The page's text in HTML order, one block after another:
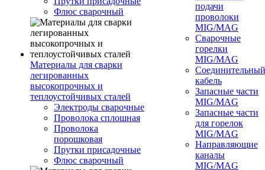
Флюс сварочный
Материалы для сварки
легированных
высокопрочных и
теплоустойчивых сталей
Электроды сварочные
Проволока сплошная
Проволока
порошковая
Прутки присадочные
Флюс сварочный
подачи
проволоки
MIG/MAG
Сварочные
горелки
MIG/MAG
Соединительный
кабель
Запасные части
MIG/MAG
Запасные части
для горелок
MIG/MAG
Направляющие
каналы
MIG/MAG